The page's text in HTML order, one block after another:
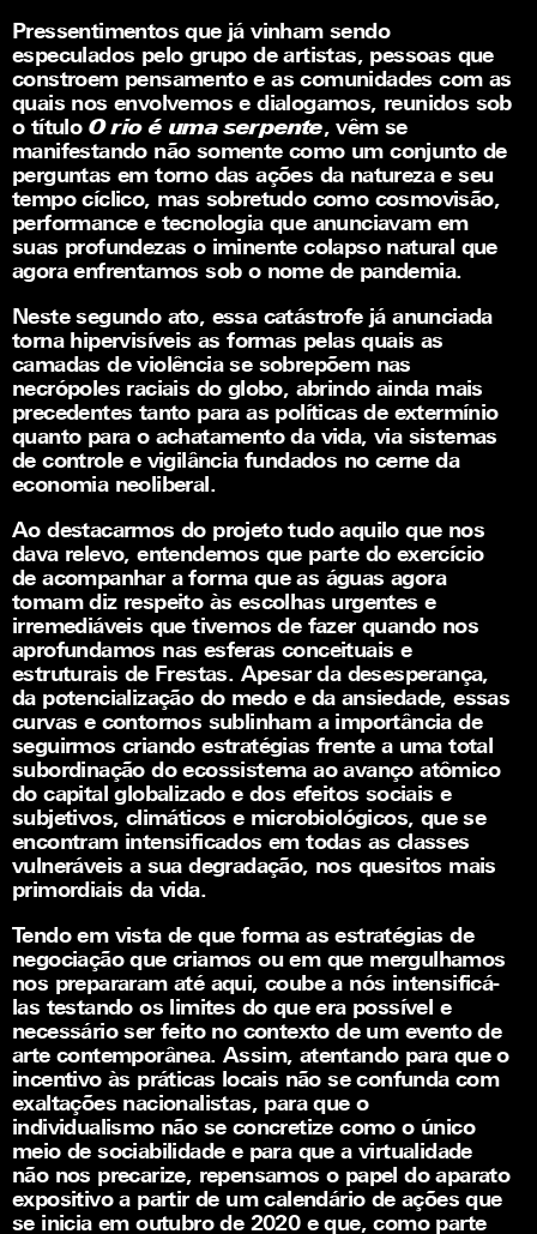
Pressentimentos que já vinham sendo
especulados pelo grupo de artistas, pessoas que
constroem pensamento e as comunidades com as
quais nos envolvemos e dialogamos, reunidos sob
o título O rio é uma serpente, vêm se
manifestando não somente como um conjunto de
perguntas em torno das ações da natureza e seu
tempo cíclico, mas sobretudo como cosmovisão,
performance e tecnologia que anunciavam em
suas profundezas o iminente colapso natural que
agora enfrentamos sob o nome de pandemia.
Neste segundo ato, essa catástrofe já anunciada
torna hipervisíveis as formas pelas quais as
camadas de violência se sobrepõem nas
necrópoles raciais do globo, abrindo ainda mais
precedentes tanto para as políticas de extermínio
quanto para o achatamento da vida, via sistemas
de controle e vigilância fundados no cerne da
economia neoliberal.
Ao destacarmos do projeto tudo aquilo que nos
dava relevo, entendemos que parte do exercício
de acompanhar a forma que as águas agora
tomam diz respeito às escolhas urgentes e
irremediáveis que tivemos de fazer quando nos
aprofundamos nas esferas conceituais e
estruturais de Frestas. Apesar da desesperança,
da potencialização do medo e da ansiedade, essas
curvas e contornos sublinham a importância de
seguirmos criando estratégias frente a uma total
subordinação do ecossistema ao avanço atômico
do capital globalizado e dos efeitos sociais e
subjetivos, climáticos e microbiológicos, que se
encontram intensificados em todas as classes
vulneráveis a sua degradação, nos quesitos mais
primordiais da vida.
Tendo em vista de que forma as estratégias de
negociação que criamos ou em que mergulhamos
nos prepararam até aqui, coube a nós intensificá-
las testando os limites do que era possível e
necessário ser feito no contexto de um evento de
arte contemporânea. Assim, atentando para que o
incentivo às práticas locais não se confunda com
exaltações nacionalistas, para que o
individualismo não se concretize como o único
meio de sociabilidade e para que a virtualidade
não nos precarize, repensamos o papel do aparato
expositivo a partir de um calendário de ações que
se inicia em outubro de 2020 e que, como parte